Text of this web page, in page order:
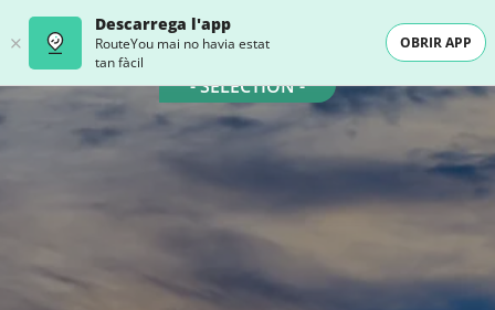
Descarrega l'app
RouteYou mai no havia estat
tan fàcil
OBRIR APP
- SELECTION -